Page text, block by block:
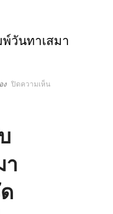
วันทาเสมา
ง ปิดความเห็นบน
พระ
า